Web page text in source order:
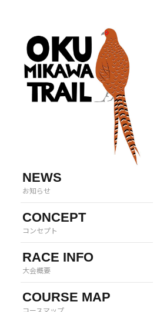
NEWS
お知らせ
CONCEPT
コンセプト
RACE INFO
大会概要
COURSE MAP
コースマップ